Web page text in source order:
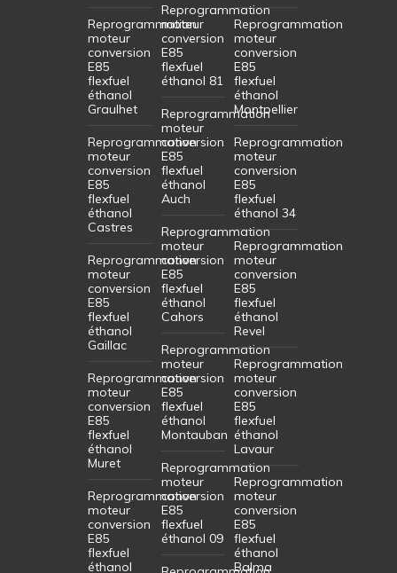
Reprogrammation
moteur
conversion
E85
flexfuel
éthanol
Graulhet
Reprogrammation
moteur
conversion
E85
flexfuel
éthanol
Castres
Reprogrammation
moteur
conversion
E85
flexfuel
éthanol
Gaillac
Reprogrammation
moteur
conversion
E85
flexfuel
éthanol
Muret
Reprogrammation
moteur
conversion
E85
flexfuel
éthanol
Reprogrammation
moteur
conversion
E85
flexfuel
éthanol 81
Reprogrammation
moteur
conversion
E85
flexfuel
éthanol
Auch
Reprogrammation
moteur
conversion
E85
flexfuel
éthanol
Cahors
Reprogrammation
moteur
conversion
E85
flexfuel
éthanol
Montauban
Reprogrammation
moteur
conversion
E85
flexfuel
éthanol 09
Reprogrammation
moteur
conversion
E85
flexfuel
éthanol
Montpellier
Reprogrammation
moteur
conversion
E85
flexfuel
éthanol 34
Reprogrammation
moteur
conversion
E85
flexfuel
éthanol
Revel
Reprogrammation
moteur
conversion
E85
flexfuel
éthanol
Lavaur
Reprogrammation
moteur
conversion
E85
flexfuel
éthanol
Balma